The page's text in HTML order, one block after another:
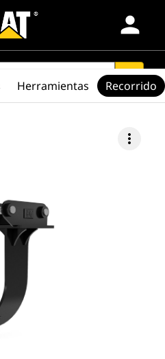
person
search
more_vert
Herramientas Recorrido